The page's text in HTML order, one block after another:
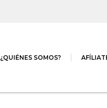
¿QUIÉNES SOMOS?